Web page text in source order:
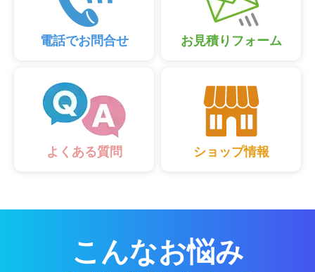
電話でお問合せ お見積りフォーム
よくある質問 ショップ情報
こんなお悩み